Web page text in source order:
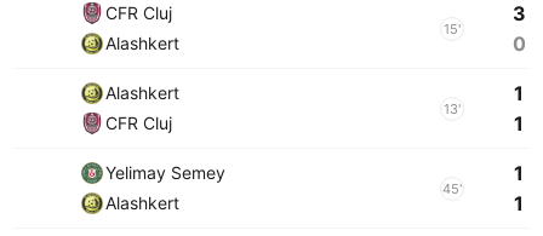
CFR Cluj
Alashkert
15'
3
0
Alashkert
CFR Cluj
13'
1
1
Yelimay Semey
Alashkert
45'
1
1